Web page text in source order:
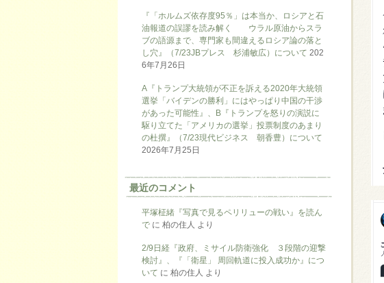
『「ホルムズ依存度95％」は本当か、ロシアと石
油報道の誤謬を読み解く ウラル原油からスラ
ブの語源まで、専門家も間違えるロシア論の落と
し穴』（7/23JBプレス 杉浦敏広）について 202
6年7月26日
A『トランプ大統領が不正を訴える2020年大統領
選挙「バイデンの勝利」にはやっぱり中国の干渉
があった可能性』、B『トランプを怒りの演説に
駆り立てた「アメリカの選挙」投票制度のあまり
の杜撰』（7/23現代ビジネス 朝香豊）について
2026年7月25日
最近のコメント
平塚柾緒『写真で見るペリリューの戦い』を読ん
で に 柏の住人 より
2/9日経『政府、ミサイル防衛強化 ３段階の迎撃
検討』、『「衛星」 周回軌道に投入成功か』につ
いて に 柏の住人 より